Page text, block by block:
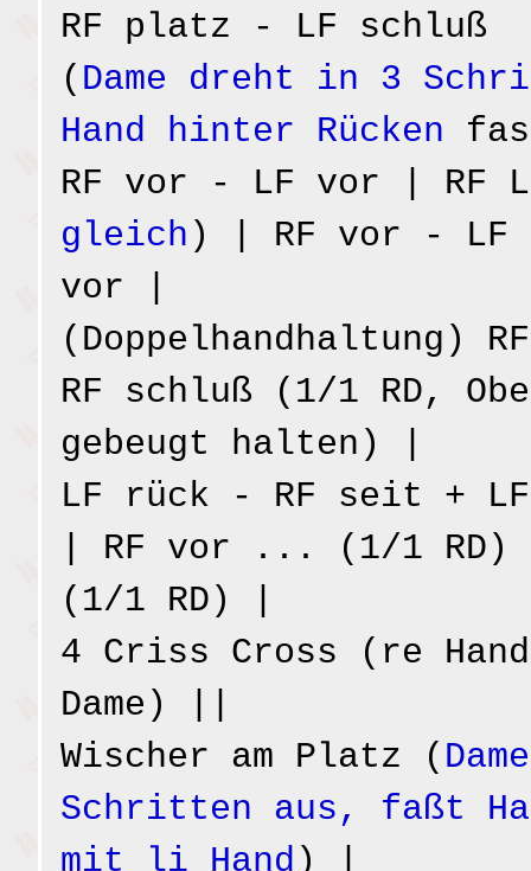
RF platz - LF schluß
( Dame dreht in 3
Hand hinter Rücken
RF vor - LF vor | RF
gleich ) | RF vor - LF
vor |
(Doppelhandhaltung)
RF schluß (1/1 RD,
gebeugt halten) |
LF rück - RF seit +
| RF vor ... (1/1
(1/1 RD) |
4 Criss Cross (re
Dame) ||
Wischer am Platz (
Schritten aus, faßt
mit li Hand ) |